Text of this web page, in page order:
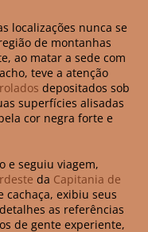
localizações nunca se
de montanhas
ao matar a sede com
teve a atenção
depositados sob
superfícies alisadas
cor negra forte e
e seguiu viagem,
da Capitania de
cachaça, exibiu seus
as referências
de gente experiente,